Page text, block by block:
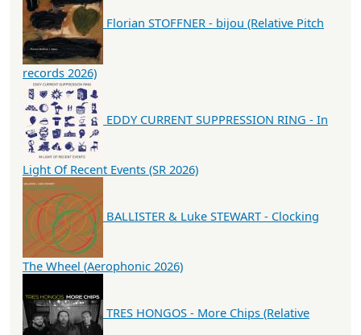
Florian STOFFNER - bijou (Relative Pitch
records 2026)
EDDY CURRENT SUPPRESSION RING - In
Light Of Recent Events (SR 2026)
BALLISTER & Luke STEWART - Clocking
The Wheel (Aerophonic 2026)
TRES HONGOS - More Chips (Relative